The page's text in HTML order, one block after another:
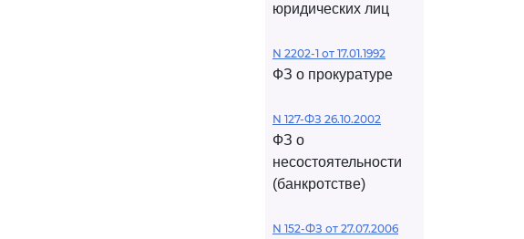
юридических лиц
N 2202-1 от 17.01.1992
ФЗ о прокуратуре
N 127-ФЗ 26.10.2002
ФЗ о
несостоятельности
(банкротстве)
N 152-ФЗ от 27.07.2006